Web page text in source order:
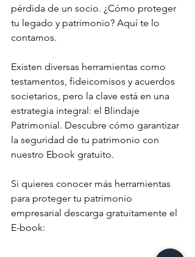
pérdida de un socio. ¿Cómo proteger
tu legado y patrimonio? Aquí te lo
contamos.
Existen diversas herramientas como
testamentos, fideicomisos y acuerdos
societarios, pero la clave está en una
estrategia integral: el Blindaje
Patrimonial. Descubre cómo garantizar
la seguridad de tu patrimonio con
nuestro Ebook gratuito.
Si quieres conocer más herramientas
para proteger tu patrimonio
empresarial descarga gratuitamente el
E-book: